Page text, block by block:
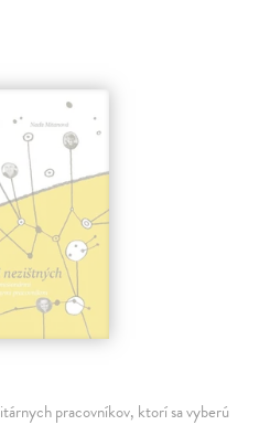
pracovníkov, ktorí sa vyberú